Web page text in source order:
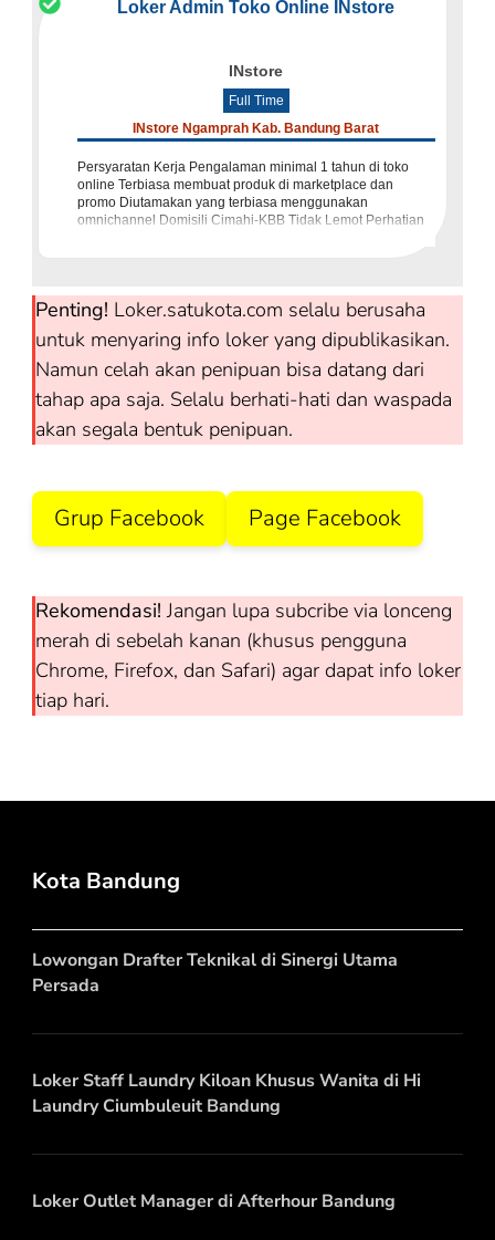
Loker Admin Toko Online INstore
INstore
Full Time
INstore Ngamprah Kab. Bandung Barat
Persyaratan Kerja Pengalaman minimal 1 tahun di toko
online Terbiasa membuat produk di marketplace dan
promo Diutamakan yang terbiasa menggunakan
omnichannel Domisili Cimahi-KBB Tidak Lemot Perhatian
Penting! Loker.satukota.com selalu berusaha
untuk menyaring info loker yang dipublikasikan.
Namun celah akan penipuan bisa datang dari
tahap apa saja. Selalu berhati-hati dan waspada
akan segala bentuk penipuan.
Grup Facebook Page Facebook
Rekomendasi! Jangan lupa subcribe via lonceng
merah di sebelah kanan (khusus pengguna
Chrome, Firefox, dan Safari) agar dapat info loker
tiap hari.
Kota Bandung
Lowongan Drafter Teknikal di Sinergi Utama
Persada
Loker Staff Laundry Kiloan Khusus Wanita di Hi
Laundry Ciumbuleuit Bandung
Loker Outlet Manager di Afterhour Bandung